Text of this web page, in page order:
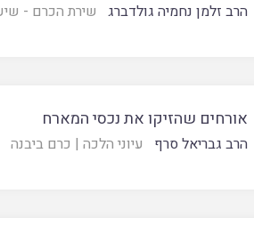
הרב זלמן נחמיה גולדברג שירת הכרם -
אורחים שהזיקו את נכסי המארח
הרב גבריאל סרף עיוני הלכה | כרם ביבנה